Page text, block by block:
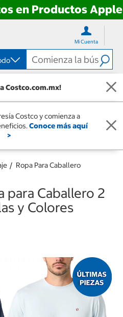
en Productos Apple
Mi Cuenta
Costco.com.mx!
Costco y comienza a
Conoce más aquí
>
Ropa Para Caballero
para Caballero 2
y Colores